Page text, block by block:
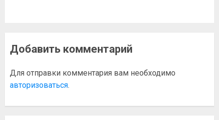
Добавить комментарий
Для отправки комментария вам необходимо
авторизоваться.